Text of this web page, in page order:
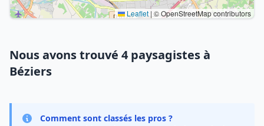
Leaflet | © OpenStreetMap contributors
Nous avons trouvé 4 paysagistes à
Béziers
Comment sont classés les pros ?